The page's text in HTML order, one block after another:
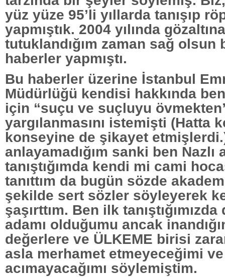
yüz yüze 95’li yıllarda tanışıp
yapmıştık. 2004 yılında
tutuklandığım zaman sağ
haberler yapmıştı.
Bu haberler üzerine İstanbul
Müdürlüğü kendisi hakkında
için “suçu ve suçluyu
yargılanmasını istemişti (Hatta
konseyine de şikayet
anlayamadığım sanki ben Nazlı
tanıştığımda kendi mi cami
tanıttım da bugün sözde
şekilde sert sözler söyleyerek
şaşırttım. Ben ilk
adamı olduğumu ancak
değerlere ve ÜLKEME birisi
asla merhamet etmeyeceğimi ve
acımayacağımı söylemiştim.